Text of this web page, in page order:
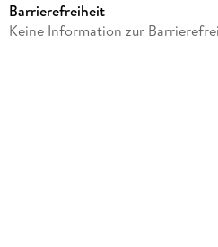
Produktart
Barrierefreiheit
Keine Information zur